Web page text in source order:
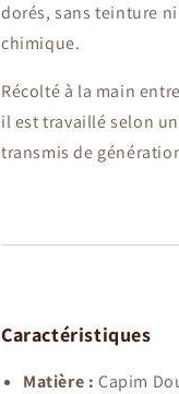
dorés, sans teinture
chimique.
Récolté à la main
il est travaillé selon
transmis de
Caractéristiques
Matière : Capim